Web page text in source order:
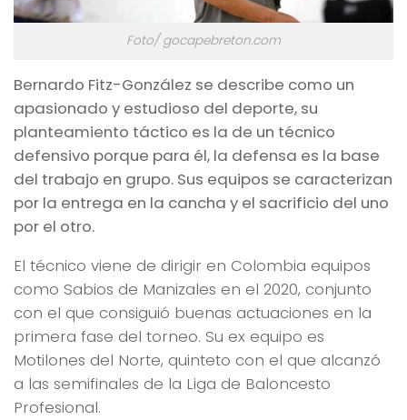
Foto/ gocapebreton.com
Bernardo Fitz-González se describe como un
apasionado y estudioso del deporte, su
planteamiento táctico es la de un técnico
defensivo porque para él, la defensa es la base
del trabajo en grupo. Sus equipos se caracterizan
por la entrega en la cancha y el sacrificio del uno
por el otro.
El técnico viene de dirigir en Colombia equipos
como Sabios de Manizales en el 2020, conjunto
con el que consiguió buenas actuaciones en la
primera fase del torneo. Su ex equipo es
Motilones del Norte, quinteto con el que alcanzó
a las semifinales de la Liga de Baloncesto
Profesional.